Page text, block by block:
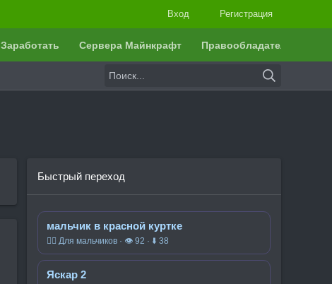
Вход Регистрация
Заработать Сервера Майнкрафт Правообладателям
Быстрый переход
мальчик в красной куртке
🧍‍♂️ Для мальчиков · 👁 92 · ⬇ 38
Яскар 2